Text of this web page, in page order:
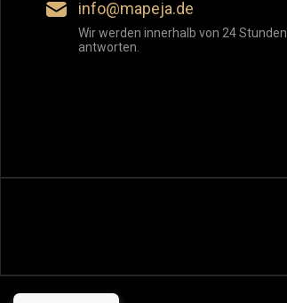
info@mapeja.de
Wir werden innerhalb von 24 Stunden
antworten.